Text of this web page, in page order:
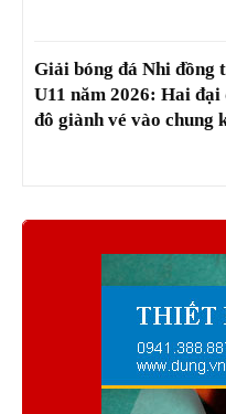
Giải bóng đá Nhi đồng
U11 năm 2026: Hai đại
đô giành vé vào chung